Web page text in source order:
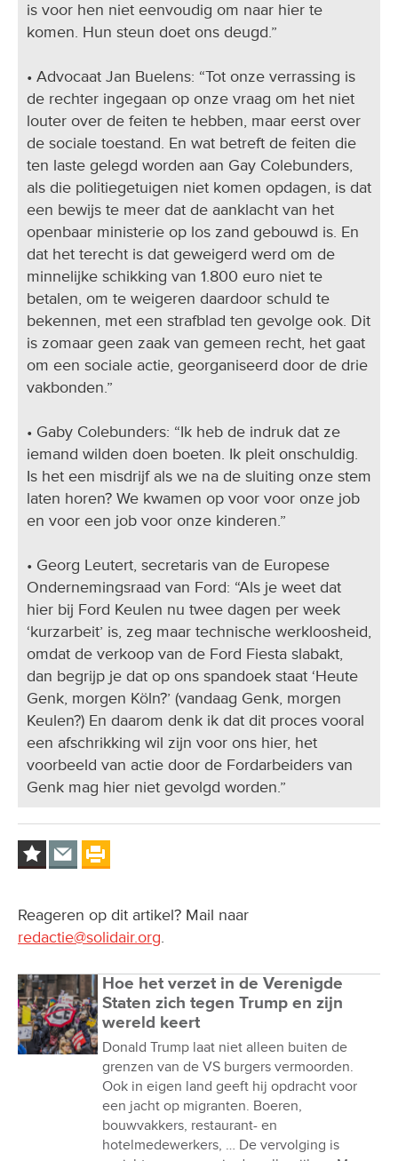
is voor hen niet eenvoudig om naar hier te
komen. Hun steun doet ons deugd.”
• Advocaat Jan Buelens: “Tot onze verrassing is
de rechter ingegaan op onze vraag om het niet
louter over de feiten te hebben, maar eerst over
de sociale toestand. En wat betreft de feiten die
ten laste gelegd worden aan Gay Colebunders,
als die politiegetuigen niet komen opdagen, is dat
een bewijs te meer dat de aanklacht van het
openbaar ministerie op los zand gebouwd is. En
dat het terecht is dat geweigerd werd om de
minnelijke schikking van 1.800 euro niet te
betalen, om te weigeren daardoor schuld te
bekennen, met een strafblad ten gevolge ook. Dit
is zomaar geen zaak van gemeen recht, het gaat
om een sociale actie, georganiseerd door de drie
vakbonden.”
• Gaby Colebunders: “Ik heb de indruk dat ze
iemand wilden doen boeten. Ik pleit onschuldig.
Is het een misdrijf als we na de sluiting onze stem
laten horen? We kwamen op voor voor onze job
en voor een job voor onze kinderen.”
• Georg Leutert, secretaris van de Europese
Ondernemingsraad van Ford: “Als je weet dat
hier bij Ford Keulen nu twee dagen per week
‘kurzarbeit’ is, zeg maar technische werkloosheid,
omdat de verkoop van de Ford Fiesta slabakt,
dan begrijp je dat op ons spandoek staat ‘Heute
Genk, morgen Köln?’ (vandaag Genk, morgen
Keulen?) En daarom denk ik dat dit proces vooral
een afschrikking wil zijn voor ons hier, het
voorbeeld van actie door de Fordarbeiders van
Genk mag hier niet gevolgd worden.”
Reageren op dit artikel? Mail naar
redactie@solidair.org.
Hoe het verzet in de Verenigde
Staten zich tegen Trump en zijn
wereld keert
Donald Trump laat niet alleen buiten de
grenzen van de VS burgers vermoorden.
Ook in eigen land geeft hij opdracht voor
een jacht op migranten. Boeren,
bouwvakkers, restaurant- en
hotelmedewerkers, … De vervolging is